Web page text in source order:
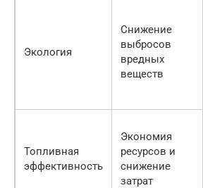
Экология
Снижение
выбросов
вредных
веществ
Топливная
эффективность
Экономия
ресурсов и
снижение
затрат